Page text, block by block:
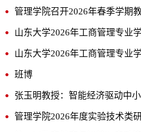
管理学院召开2026年春季学期
班博
张玉明教授：智能经济驱动中
管理学院2026年度实验技术类